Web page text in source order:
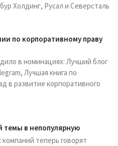
Холдинг, Русал и Северсталь
по корпоративному праву
в номинациях: Лучший блог
Лучшая книга по
в развитие корпоративного
темы в непопулярную
теперь говорят